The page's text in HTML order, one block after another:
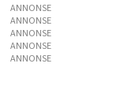
ANNONSE
ANNONSE
ANNONSE
ANNONSE
ANNONSE